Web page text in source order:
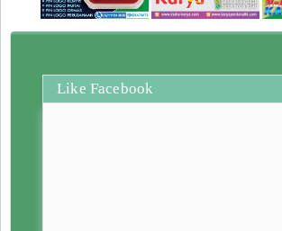
Like Facebook